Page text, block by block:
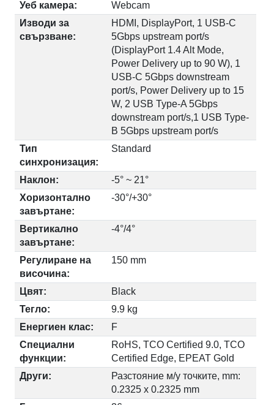
Уеб камера:
Webcam
Изводи за
свързване:
HDMI, DisplayPort, 1 USB-C
5Gbps upstream port/s
(DisplayPort 1.4 Alt Mode,
Power Delivery up to 90 W), 1
USB-C 5Gbps downstream
port/s, Power Delivery up to 15
W, 2 USB Type-A 5Gbps
downstream port/s,1 USB Type-
B 5Gbps upstream port/s
Тип
синхронизация:
Standard
Наклон:
-5° ~ 21°
Хоризонтално
завъртане:
-30°/+30°
Вертикално
завъртане:
-4°/4°
Регулиране на
височина:
150 mm
Цвят:
Black
Тегло:
9.9 kg
Енергиен клас:
F
Специални
функции:
RoHS, TCO Certified 9.0, TCO
Certified Edge, EPEAT Gold
Други:
Разстояние м/у точките, mm:
0.2325 x 0.2325 mm